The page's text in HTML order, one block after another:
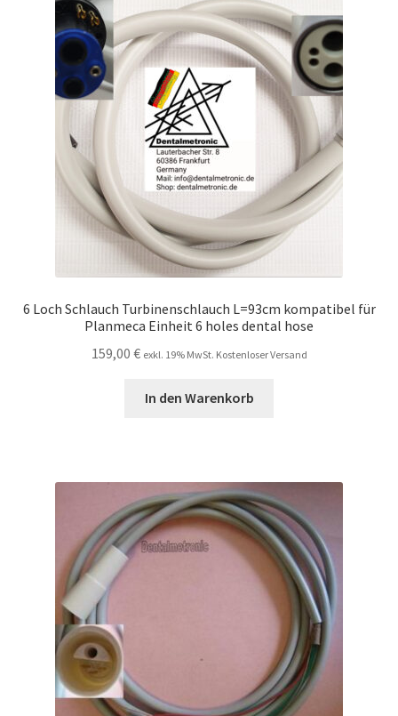
6 Loch Schlauch Turbinenschlauch L=93cm kompatibel für
Planmeca Einheit 6 holes dental hose
159,00 € exkl. 19% MwSt. Kostenloser Versand
In den Warenkorb